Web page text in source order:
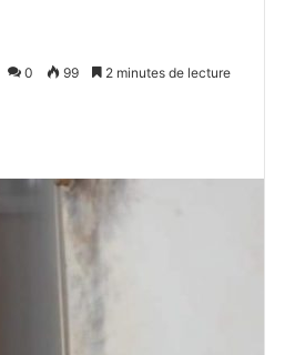
0 99 2 minutes de lecture